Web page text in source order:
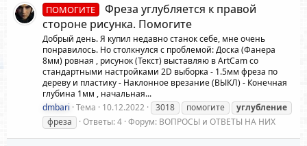
ПОМОГИТЕ
Фреза углубляется к правой
стороне рисунка. Помогите
Добрый день. Я купил недавно станок себе, мне очень
понравилось. Но столкнулся с проблемой: Доска (Фанера
8мм) ровная , рисунок (Текст) выставляю в ArtCam со
стандартными настройками 2D выборка - 1.5мм фреза по
дереву и пластику - Наклонное врезание (ВЫКЛ) - Конечная
глубина 1мм , начальная...
dmbari Тема 10.12.2022 3018 помогите
углубление
фреза
Ответы: 4 Форум: ВОПРОСЫ и ОТВЕТЫ НА НИХ